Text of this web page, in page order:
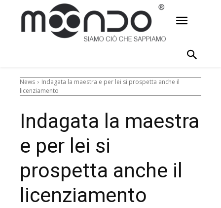
News
Indagata la maestra e per lei si prospetta anche il
licenziamento
Indagata la maestra
e per lei si
prospetta anche il
licenziamento